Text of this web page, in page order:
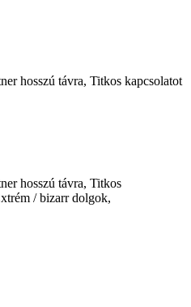
hosszú távra, Titkos kapcsolatot
hosszú távra, Titkos
/ bizarr dolgok,